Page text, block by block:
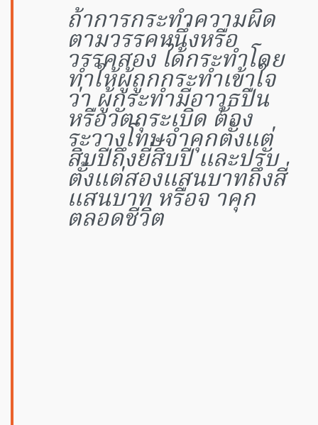
ถ้าการกระทำความผิด
ตามวรรคหนึ่งหรือ
วรรคสอง ได้กระทำโดย
ทำให้ผู้ถูกกระทำเข้าใจ
ว่า ผู้กระทำมีอาวุธปืน
หรือวัตถุระเบิด ต้อง
ระวางโทษจำคุกตั้งแต่
สิบปีถึงยี่สิบปี และปรับ
ตั้งแต่สองแสนบาทถึงสี่
แสนบาท หรือจ าคุก
ตลอดชีวิต